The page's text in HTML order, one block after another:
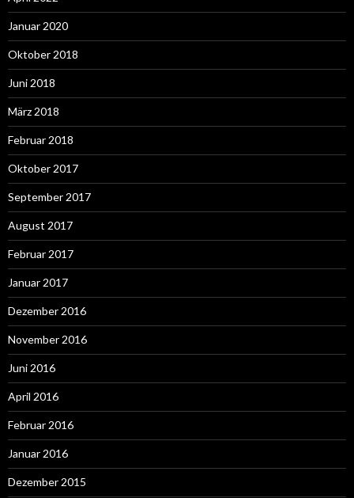
Januar 2020
Oktober 2018
Juni 2018
März 2018
Februar 2018
Oktober 2017
September 2017
August 2017
Februar 2017
Januar 2017
Dezember 2016
November 2016
Juni 2016
April 2016
Februar 2016
Januar 2016
Dezember 2015